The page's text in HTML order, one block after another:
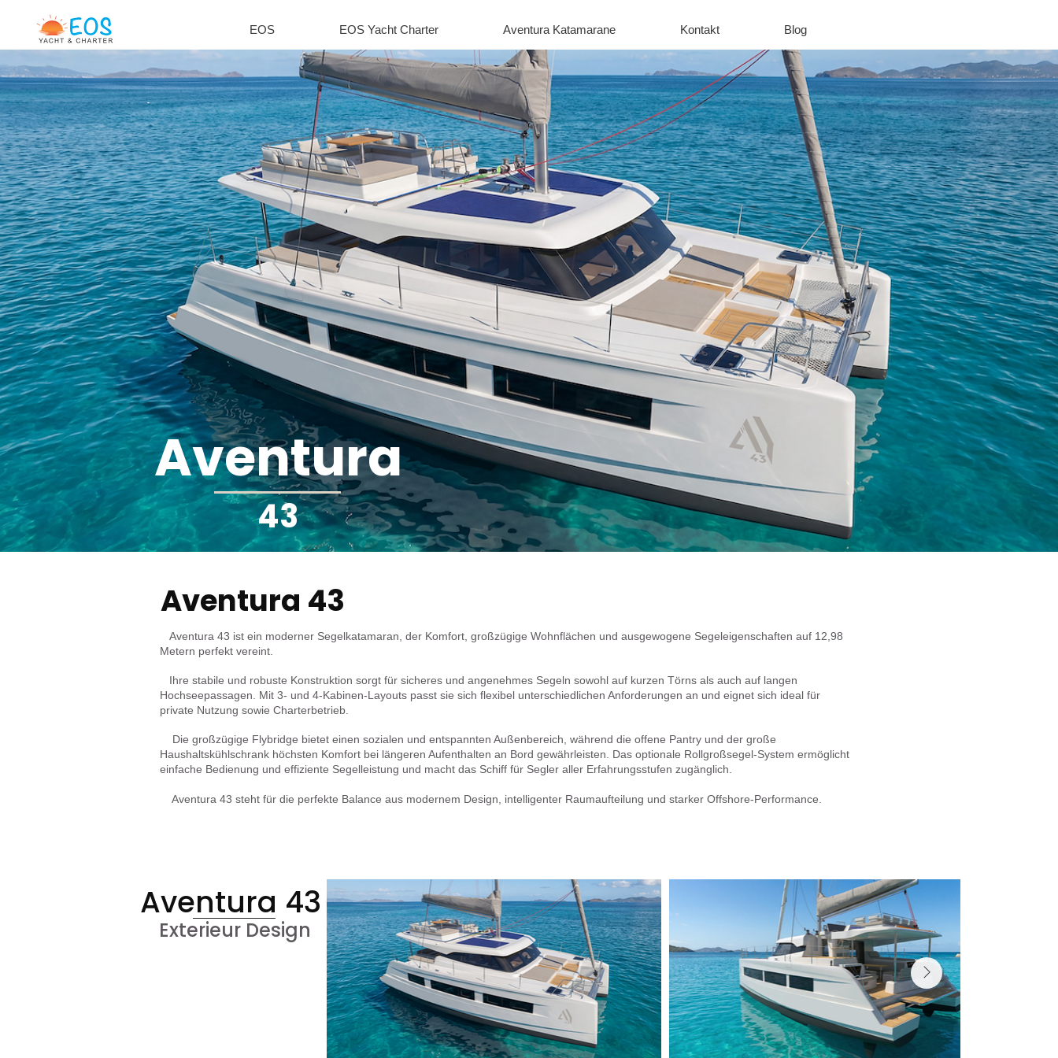
EOS EOS Yacht Charter Aventura Katamarane Kontakt Blog
Aventura
43
Aventura 43
Aventura 43 ist ein moderner Segelkatamaran, der Komfort, großzügige Wohnflächen und ausgewogene Segeleigenschaften auf 12,98
Metern perfekt vereint.
Ihre stabile und robuste Konstruktion sorgt für sicheres und angenehmes Segeln sowohl auf kurzen Törns als auch auf langen
Hochseepassagen. Mit 3- und 4-Kabinen-Layouts passt sie sich flexibel unterschiedlichen Anforderungen an und eignet sich ideal für
private Nutzung sowie Charterbetrieb.
Die großzügige Flybridge bietet einen sozialen und entspannten Außenbereich, während die offene Pantry und der große
Haushaltskühlschrank höchsten Komfort bei längeren Aufenthalten an Bord gewährleisten. Das optionale Rollgroßsegel-System ermöglicht
einfache Bedienung und effiziente Segelleistung und macht das Schiff für Segler aller Erfahrungsstufen zugänglich.
Aventura 43 steht für die perfekte Balance aus modernem Design, intelligenter Raumaufteilung und starker Offshore-Performance.
Aventura 43
Exterieur Design